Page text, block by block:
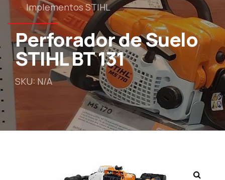
Implementos STIHL
Perforador de Suelo
STIHL BT 131
SKU: N/A